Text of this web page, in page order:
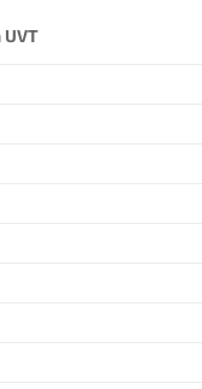
UVT